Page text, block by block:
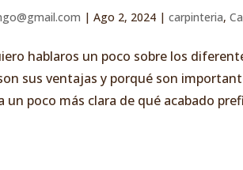
|Ago 2, 2024 |carpinteria,
hablaros un poco sobre los
sus ventajas y porqué son
un poco más clara de qué acabado